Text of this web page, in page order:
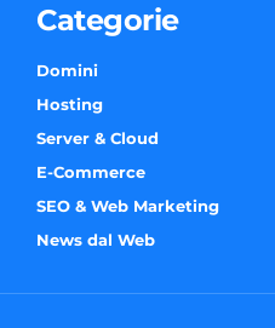
Categorie
Domini
Hosting
Server & Cloud
E-Commerce
SEO & Web Marketing
News dal Web